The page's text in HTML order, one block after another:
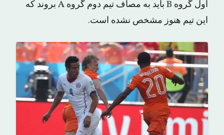
اول گروه B باید به مصاف تیم دوم گروه A بروند که
این تیم هنوز مشخص نشده است.